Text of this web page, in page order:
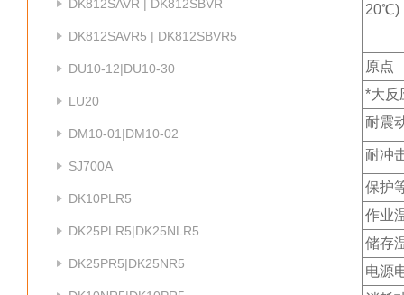
DK812SAVR | DK812SBVR
DK812SAVR5 | DK812SBVR5
DU10-12|DU10-30
LU20
DM10-01|DM10-02
SJ700A
DK10PLR5
DK25PLR5|DK25NLR5
DK25PR5|DK25NR5
20℃)
原点
*大反
耐震
耐冲
保护
作业
储存
电源